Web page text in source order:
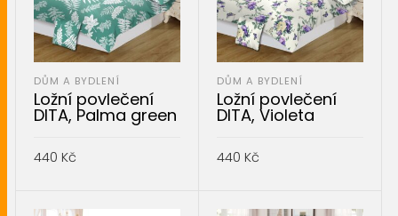
DŮM A BYDLENÍ
Ložní povlečení
DITA, Palma green
440 Kč
DŮM A BYDLENÍ
Ložní povlečení
DITA, Violeta
440 Kč